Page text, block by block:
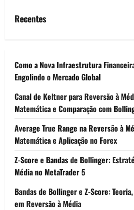
Recentes
Como a Nova Infraestrutura
Engolindo o Mercado Global
Canal de Keltner para Reversão à
Matemática e Comparação com
Average True Range na Reversão à
Matemática e Aplicação no Forex
Z-Score e Bandas de Bollinger:
Média no MetaTrader 5
Bandas de Bollinger e Z-Score:
em Reversão à Média